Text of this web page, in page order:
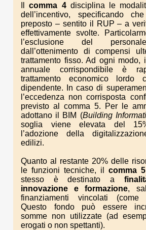
Ilcomma 4 disciplina le
dell’incentivo, specificando
preposto – sentito il RUP – a
effettivamente svolte.
l’esclusione del
dall’ottenimento di compensi
trattamento fisso. Ad ogni modo,
annuale corrispondibile è
trattamento economico lordo
dipendente. In caso di
l’eccedenza non corrisposta
previsto al comma 5. Per le
adottano il BIM (Building
soglia viene elevata del
l’adozione della
edilizi.
Quanto al restante 20% delle
le funzioni tecniche, il comma 5
stesso è destinato a
innovazione e formazione,
finanziamenti vincolati (come
Questo fondo può essere
somme non utilizzate (ad
erogati o non spettanti).